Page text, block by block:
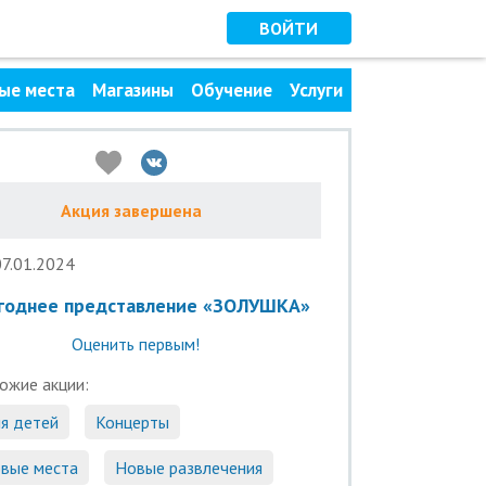
ВОЙТИ
места Магазины Обучение Услуги
Акция завершена
представление «ЗОЛУШКА»
Оценить первым!
акции:
детей
Концерты
места Новые развлечения